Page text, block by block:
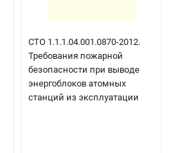
СТО 1.1.1.04.001.0870-2012.
Требования пожарной
безопасности при выводе
энергоблоков атомных
станций из эксплуатации